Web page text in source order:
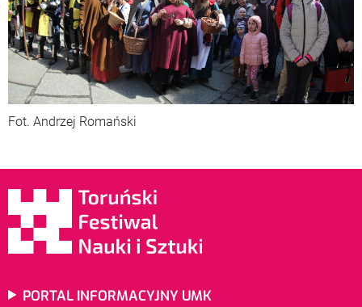
Fot. Andrzej Romański
PORTAL INFORMACYJNY UMK